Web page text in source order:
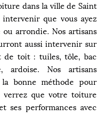
dans la ville de Saint
intervenir que vous ayez
arrondie. Nos artisans
aussi intervenir sur
de toit : tuiles, tôle, bac
ardoise. Nos artisans
bonne méthode pour
verrez que votre toiture
ses performances avec